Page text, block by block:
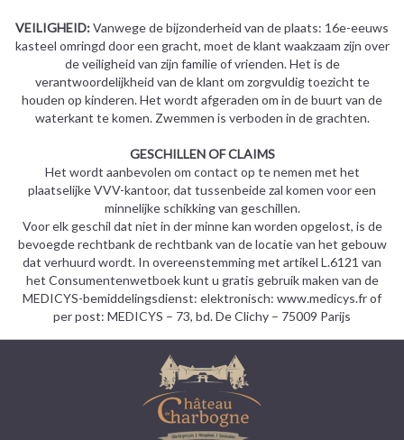
VEILIGHEID:Vanwege de bijzonderheid van de plaats: 16e-eeuws
kasteel omringd door een gracht, moet de klant waakzaam zijn over
de veiligheid van zijn familie of vrienden. Het is de
verantwoordelijkheid van de klant om zorgvuldig toezicht te
houden op kinderen. Het wordt afgeraden om in de buurt van de
waterkant te komen. Zwemmen is verboden in de grachten.
GESCHILLEN OF CLAIMS
Het wordt aanbevolen om contact op te nemen met het
plaatselijke VVV-kantoor, dat tussenbeide zal komen voor een
minnelijke schikking van geschillen.
Voor elk geschil dat niet in der minne kan worden opgelost, is de
bevoegde rechtbank de rechtbank van de locatie van het gebouw
dat verhuurd wordt. In overeenstemming met artikel L.6121 van
het Consumentenwetboek kunt u gratis gebruik maken van de
MEDICYS-bemiddelingsdienst: elektronisch: www.medicys.fr of
per post: MEDICYS – 73, bd. De Clichy – 75009 Parijs